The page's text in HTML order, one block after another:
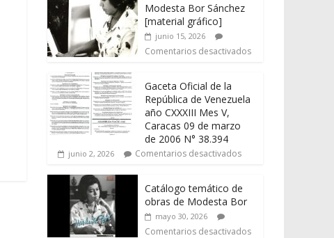
Modesta Bor Sánchez
[material gráfico]
junio 15, 2026
Comentarios desactivados
Gaceta Oficial de la
República de Venezuela
año CXXXIII Mes V,
Caracas 09 de marzo
de 2006 N° 38.394
junio 2, 2026 Comentarios desactivados
Catálogo temático de
obras de Modesta Bor
mayo 30, 2026
Comentarios desactivados